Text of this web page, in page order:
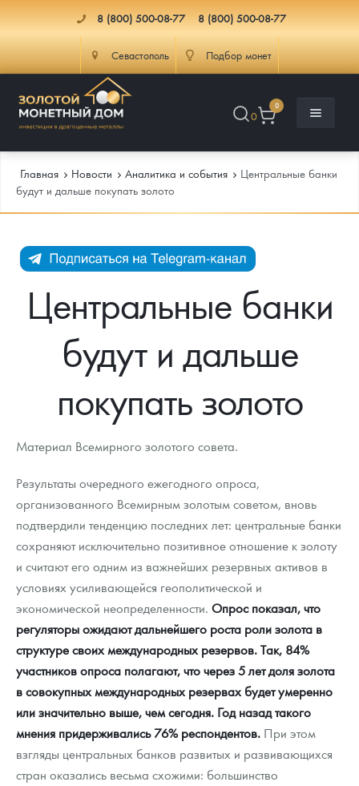
8 (800) 500-08-77 8 (800) 500-08-77
Севастополь Подбор монет
0
0
Каталог Монет
Инвестиционные монеты
Монеты Россия и СССР
Иностранные
Памятные и старинные монеты
Памятные монеты России и СССР
Монеты Царской России
Монеты стран мира после 1950г
Монеты и жетоны ЗМД
Георгий Победоносец
Золотой червонец Сеятель
Золотые слитки
Аксессуары
Гарри Поттер
Год Лошади
Флот: ледоколы и корабли
Жетоны "Необыкновенные обитатели глубин"
Ювелирные изделия
Золотая карманная галерея
Инфо
Как сделать заказ
Подлинность монет
Выкуп монет
Вопрос - ответ
Памятка для работы с монетами из драгметаллов
Условия возврата
Монеты
Политика конфиденциальности
Политика использования Cookies
Положение по обработке и защите персональных данных
Доставка
Подбор монет
Информация
Распродажа монет и жетонов
Аналитика и события
Итоги 2025 года. Прогноз курсов золота, серебра, платины на
2026 год
Cтатьи
Георгий Победоносец - динамика цен
Курс золота и серебра
Лом выкуп
Скупка слитков
Контакты
О нас
Наши преимущества
Письмо директору
Пресс-служба
Главная Новости Аналитика и события
Центральные банки
будут и дальше покупать золото
Центральные банки
будут и дальше
покупать золото
Материал Всемирного золотого совета.
Результаты очередного ежегодного опроса,
организованного Всемирным золотым советом, вновь
подтвердили тенденцию последних лет: центральные банки
сохраняют исключительно позитивное отношение к золоту
и считают его одним из важнейших резервных активов в
условиях усиливающейся геополитической и
экономической неопределенности. Опрос показал, что
регуляторы ожидают дальнейшего роста роли золота в
структуре своих международных резервов. Так, 84%
участников опроса полагают, что через 5 лет доля золота
в совокупных международных резервах будет умеренно
или значительно выше, чем сегодня. Год назад такого
мнения придерживались 76% респондентов. При этом
взгляды центральных банков развитых и развивающихся
стран оказались весьма схожими: большинство